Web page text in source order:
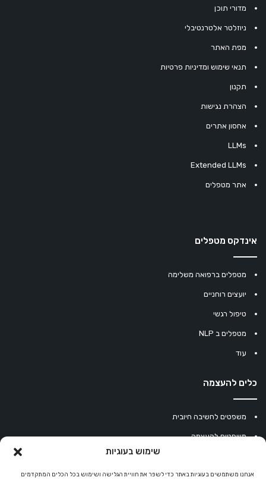
שימוש בעוגיות
אנחנו משתמשים בעוגיות באתר כדי לשפר את חוויית הגלישה ושימוש בכל הכלים המתקדמים
מדורי תוכן
ניוזלטר אלטרנטיבלי
מפת האתר
תנאי שימוש ומדיניות פרטיות
תקנון
הצהרת נגישות
אחסון אתרים
LLMs
Extended LLMs
אתר מטפלים
אינדקס מטפלים
מטפלים ברפואה משלימה
יועצים רוחניים
טיפול רגשי
מטפלים ב NLP
עוד
כלים להעצמה
משפטים לחשיבה חיובית
משפטים להעצמה
מחשבון נומרולוגיה